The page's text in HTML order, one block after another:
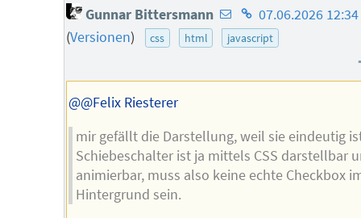
Gunnar Bittersmann E-
Mail-
des
Homepage
des
07.06.2026 12:34
(Versionen) css html javascript
@@Felix Riesterer
mir gefällt die Darstellung, weil sie eindeutig
Schiebeschalter ist ja mittels CSS darstellbar
animierbar, muss also keine echte Checkbox
Hintergrund sein.